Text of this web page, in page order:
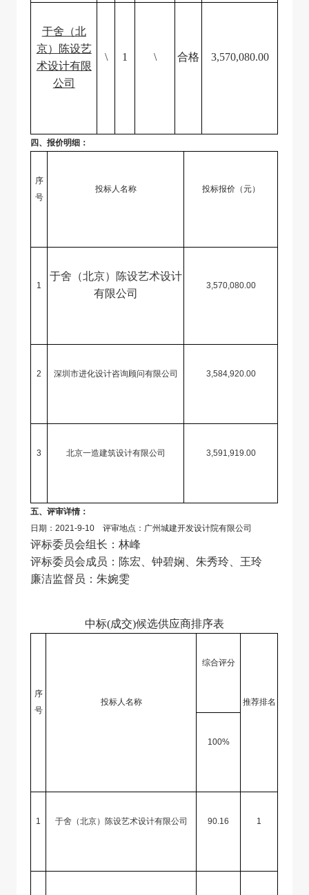
于舍（北
京）陈设艺
术设计有限
公司
\ 1 \ 合格 3,570,080.00
四、报价明细：
序
号
投标人名称 投标报价（元）
1
于舍（北京）陈设艺术设计
有限公司
3,570,080.00
2 深圳市进化设计咨询顾问有限公司 3,584,920.00
3 北京一造建筑设计有限公司 3,591,919.00
五、评审详情：
日期：2021-9-10 评审地点：广州城建开发设计院有限公司
评标委员会组长：林峰
评标委员会成员：陈宏、钟碧娴、朱秀玲、王玲
廉洁监督员：朱婉雯
中标(成交)候选供应商排序表
序
号
投标人名称
综合评分
推荐排名
100%
1 于舍（北京）陈设艺术设计有限公司 90.16 1